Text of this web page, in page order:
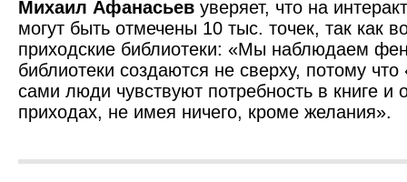
Михаил Афанасьев уверяет, что на
могут быть отмечены 10 тыс. точек, так как
приходские библиотеки: «Мы наблюдаем
библиотеки создаются не сверху, потому
сами люди чувствуют потребность в книге и
приходах, не имея ничего, кроме желания».